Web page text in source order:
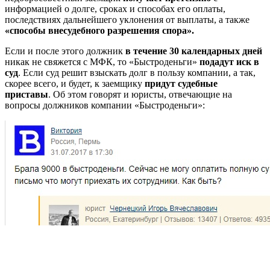
информацией о долге, сроках и способах его оплаты,
последствиях дальнейшего уклонения от выплаты, а также
«способы внесудебного разрешения спора».
Если и после этого должник в течение 30 календарных дней
никак не свяжется с МФК, то «Быстроденьги» подадут иск в
суд. Если суд решит взыскать долг в пользу компании, а так,
скорее всего, и будет, к заемщику придут судебные
приставы. Об этом говорят и юристы, отвечающие на
вопросы должников компании «Быстроденьги»: